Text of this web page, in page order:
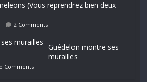
(Vous reprendrez bien deux
2 Comments
Guédelon montre ses
murailles
Comments